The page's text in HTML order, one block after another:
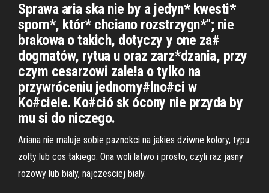
Sprawa aria ska nie by a jedyn* kwesti*
sporn*, któr* chciano rozstrzygn*"; nie
brakowa o takich, dotyczy y one za#
dogmatów, rytua u oraz zarz*dzania, przy
czym cesarzowi zale!a o tylko na
przywróceniu jednomy#lno#ci w
Ko#ciele. Ko#ció sk ócony nie przyda by
mu si do niczego.
Ariana nie maluje sobie paznokci na jakies dziwne kolory, typu
zolty lub cos takiego. Ona woli latwo i prosto, czyli raz jasny
rozowy lub bialy, najczesciej bialy.